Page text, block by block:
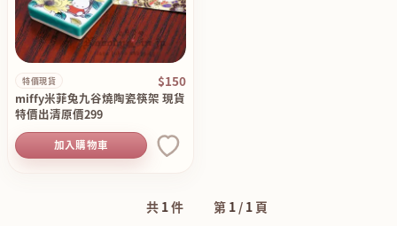
特價現貨 $150
miffy米菲兔九谷燒陶瓷筷架 現貨
特價出清原價299
加入購物車
共 1件 第 1 / 1 頁